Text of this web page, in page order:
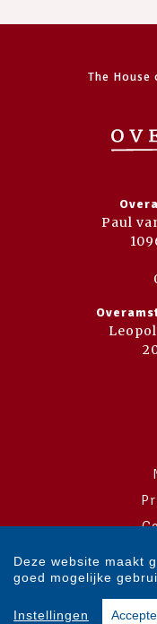
The
Paul
Copyright © 2007-2026
Deze website maakt
goed mogelijke
Instellingen